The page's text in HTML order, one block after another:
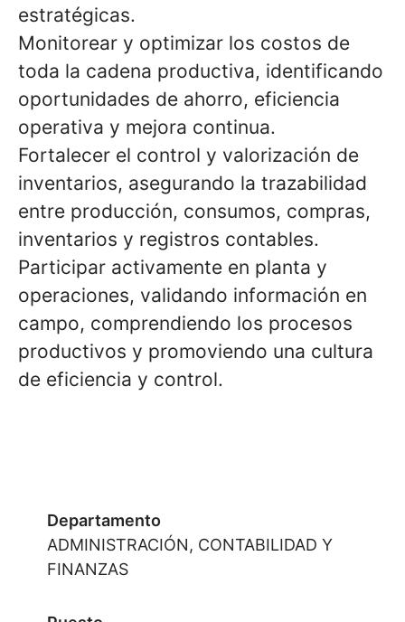
estratégicas.
Monitorear y optimizar los costos de
toda la cadena productiva, identificando
oportunidades de ahorro, eficiencia
operativa y mejora continua.
Fortalecer el control y valorización de
inventarios, asegurando la trazabilidad
entre producción, consumos, compras,
inventarios y registros contables.
Participar activamente en planta y
operaciones, validando información en
campo, comprendiendo los procesos
productivos y promoviendo una cultura
de eficiencia y control.
Departamento
ADMINISTRACIÓN, CONTABILIDAD Y
FINANZAS